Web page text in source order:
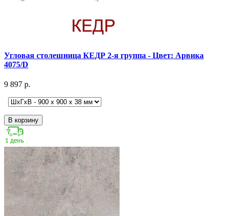
Угловая столешница КЕДР 2-я группа - Цвет: Арвика
4075/D
9 897 р.
В корзину